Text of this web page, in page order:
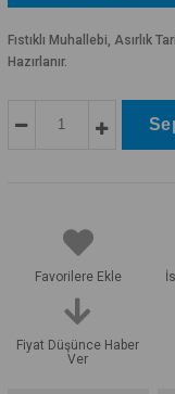
Fıstıklı Muhallebi, Asırlık
Hazırlanır.
Favorilere Ekle
Fiyat Düşünce Haber
Ver